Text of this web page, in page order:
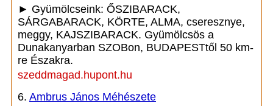
► Gyümölcseink: ŐSZIBARACK,
SÁRGABARACK, KÖRTE, ALMA, cseresznye,
meggy, KAJSZIBARACK. Gyümölcsös a
Dunakanyarban SZOBon, BUDAPESTtől 50 km-
re Északra.
szeddmagad.hupont.hu
6. Ambrus János Méhészete